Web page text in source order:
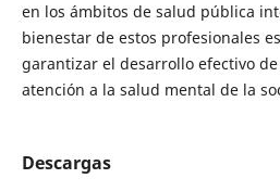
en los ámbitos de salud pública
bienestar de estos profesionales
garantizar el desarrollo efectivo
atención a la salud mental de la
Descargas